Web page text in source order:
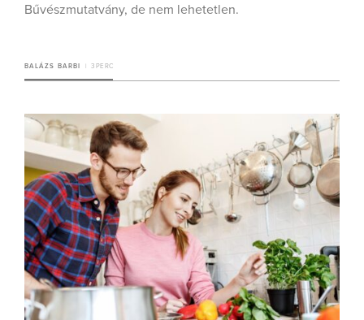
Bűvészmutatvány, de nem lehetetlen.
BALÁZS BARBI 3 PERC